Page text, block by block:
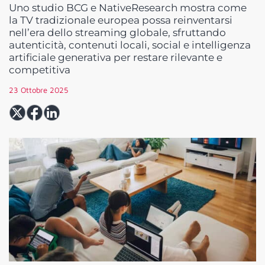
Uno studio BCG e NativeResearch mostra come
la TV tradizionale europea possa reinventarsi
nell’era dello streaming globale, sfruttando
autenticità, contenuti locali, social e intelligenza
artificiale generativa per restare rilevante e
competitiva
23 Ottobre 2025